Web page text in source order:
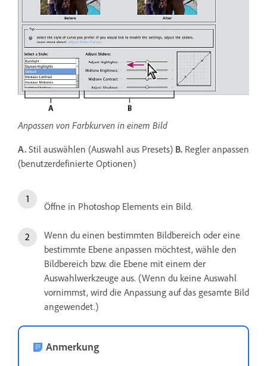
Anpassen von Farbkurven in einem Bild
A. Stil auswählen (Auswahl aus Presets) B. Regler anpassen
(benutzerdefinierte Optionen)
Öffne in Photoshop Elements ein Bild.
Wenn du einen bestimmten Bildbereich oder eine
bestimmte Ebene anpassen möchtest, wähle den
Bildbereich bzw. die Ebene mit einem der
Auswahlwerkzeuge aus. (Wenn du keine Auswahl
vornimmst, wird die Anpassung auf das gesamte Bild
angewendet.)
Anmerkung